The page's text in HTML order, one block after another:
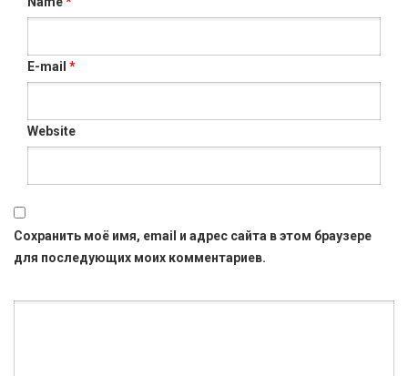
E-mail *
Website
Сохранить моё имя, email и адрес сайта в этом браузере
для последующих моих комментариев.